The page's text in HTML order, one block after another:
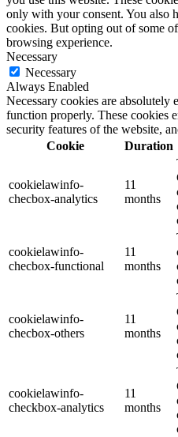
only with your consent. You also
cookies. But opting out of some
browsing experience.
Necessary
Necessary
Always Enabled
Necessary cookies are absolutely
function properly. These cookies
security features of the website,
Cookie
Duration
cookielawinfo-
checbox-analytics
11
months
cookielawinfo-
checbox-functional
11
months
cookielawinfo-
checbox-others
11
months
cookielawinfo-
checkbox-analytics
11
months